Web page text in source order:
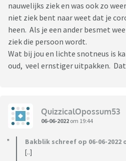
nauwelijks ziek en was ook zo
niet ziek bent naar weet dat je
heen. Als je een ander besmet
ziek die persoon wordt.
Wat bij jou en lichte snotneus is
oud, veel ernstiger uitpakken.
QuizzicalOpossum53
06-06-2022 om 19:44
Bakblik schreef op 06-06-2022
[..]